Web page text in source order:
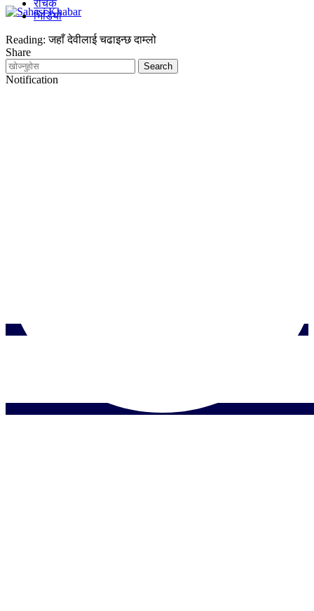
रोचक
भिडियो
Reading: जहाँ देवीलाई चढाइन्छ दाम्लो
Share
Notification